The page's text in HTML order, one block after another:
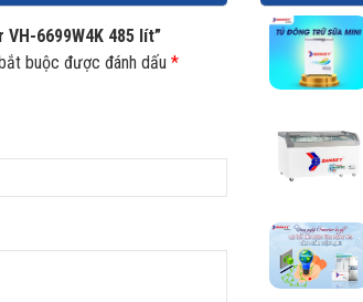
6699W4K 485 lít”
buộc được đánh dấu *